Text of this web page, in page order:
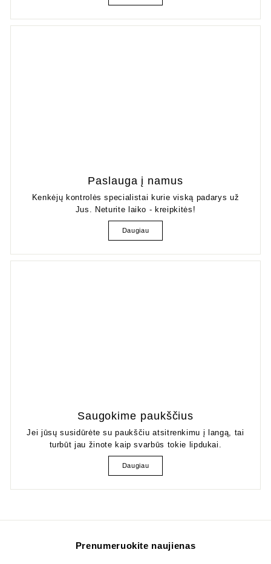
Paslauga į namus
Kenkėjų kontrolės specialistai kurie viską padarys už
Jus. Neturite laiko - kreipkitės!
Daugiau
Saugokime paukščius
Jei jūsų susidūrėte su paukščiu atsitrenkimu į langą, tai
turbūt jau žinote kaip svarbūs tokie lipdukai.
Daugiau
Prenumeruokite naujienas